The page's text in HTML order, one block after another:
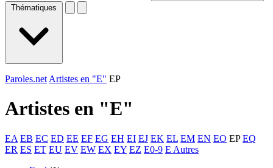
Thématiques
Paroles.net Artistes en "E" EP
Artistes en "E"
EA EB EC ED EE EF EG EH EI EJ EK EL EM EN EO EP EQ
ER ES ET EU EV EW EX EY EZ E0-9 E Autres